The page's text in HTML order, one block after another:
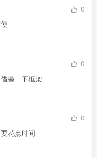
0
0
鉴一下框架
0
花点时间